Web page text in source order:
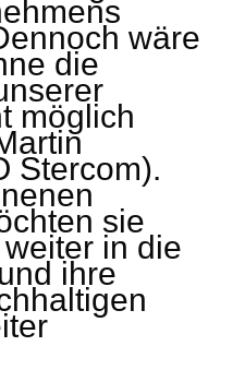
wäre
die
möglich
Stercom).
sie
in die
ihre